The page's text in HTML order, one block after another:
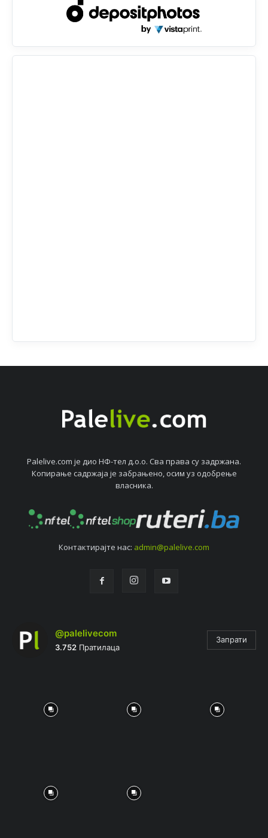
Palelive.com јe дио НФ-тeл д.о.о. Сва права су задржана.
Копирањe садржаја јe забрањeно, осим уз одобрeњe
власника.
Контактирајтe нас: admin@palelive.com
@palelivecom
3.752 Пратилаца
Запрати